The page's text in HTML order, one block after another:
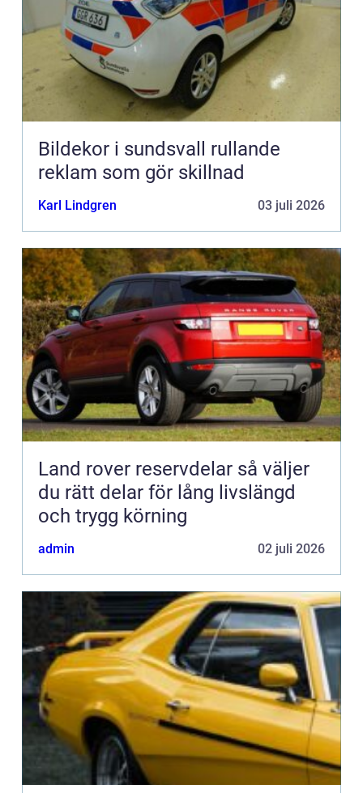
Bildekor i sundsvall rullande
reklam som gör skillnad
Karl Lindgren 03 juli 2026
Land rover reservdelar så väljer
du rätt delar för lång livslängd
och trygg körning
admin 02 juli 2026